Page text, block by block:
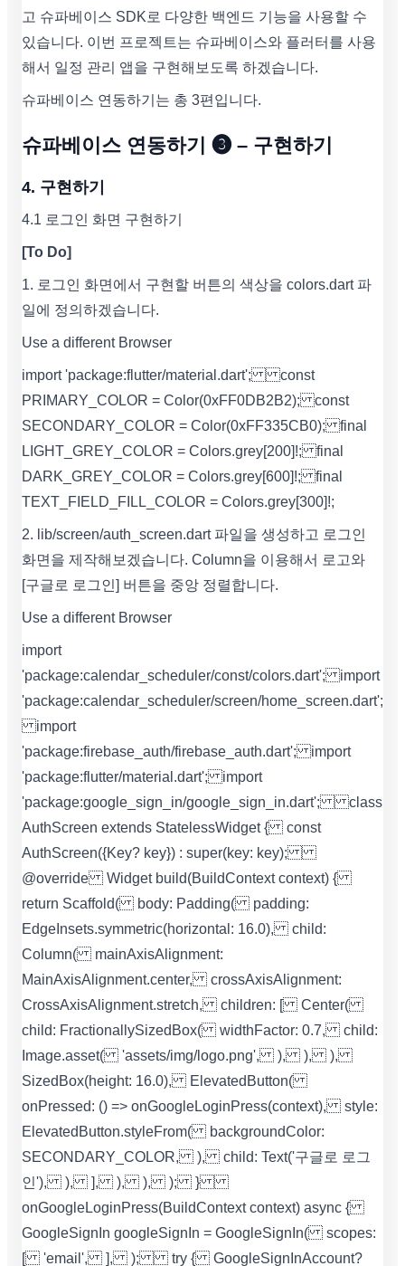
고 슈파베이스 SDK로 다양한 백엔드 기능을 사용할 수
있습니다. 이번 프로젝트는 슈파베이스와 플러터를 사용
해서 일정 관리 앱을 구현해보도록 하겠습니다.
슈파베이스 연동하기는 총 3편입니다.
슈파베이스 연동하기 ❸ – 구현하기
4. 구현하기
4.1 로그인 화면 구현하기
[To Do]
1. 로그인 화면에서 구현할 버튼의 색상을 colors.dart 파
일에 정의하겠습니다.
Use a different Browser
import 'package:flutter/material.dart'; const
PRIMARY_COLOR = Color(0xFF0DB2B2); const
SECONDARY_COLOR = Color(0xFF335CB0); final
LIGHT_GREY_COLOR = Colors.grey[200]!; final
DARK_GREY_COLOR = Colors.grey[600]!; final
TEXT_FIELD_FILL_COLOR = Colors.grey[300]!;
2. lib/screen/auth_screen.dart 파일을 생성하고 로그인
화면을 제작해보겠습니다. Column을 이용해서 로고와
[구글로 로그인] 버튼을 중앙 정렬합니다.
Use a different Browser
import
'package:calendar_scheduler/const/colors.dart'; import
'package:calendar_scheduler/screen/home_screen.dart';
import
'package:firebase_auth/firebase_auth.dart'; import
'package:flutter/material.dart'; import
'package:google_sign_in/google_sign_in.dart'; class
AuthScreen extends StatelessWidget { const
AuthScreen({Key? key}) : super(key: key);
@override Widget build(BuildContext context) {
return Scaffold( body: Padding( padding:
EdgeInsets.symmetric(horizontal: 16.0), child:
Column( mainAxisAlignment:
MainAxisAlignment.center, crossAxisAlignment:
CrossAxisAlignment.stretch, children: [ Center(
child: FractionallySizedBox( widthFactor: 0.7, child:
Image.asset( 'assets/img/logo.png', ), ), ),
SizedBox(height: 16.0), ElevatedButton(
onPressed: () => onGoogleLoginPress(context), style:
ElevatedButton.styleFrom( backgroundColor:
SECONDARY_COLOR, ), child: Text('구글로 로그
인'), ), ], ), ), ); }
onGoogleLoginPress(BuildContext context) async {
GoogleSignIn googleSignIn = GoogleSignIn( scopes:
[ 'email', ], ); try { GoogleSignInAccount?